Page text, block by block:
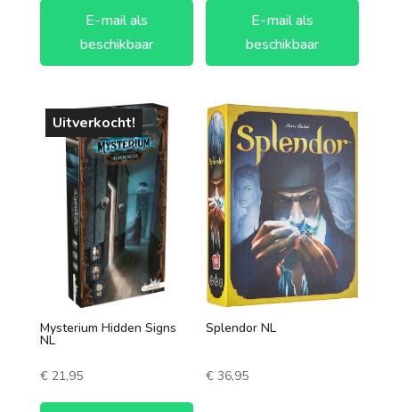
E-mail als
beschikbaar
E-mail als
beschikbaar
Uitverkocht!
Mysterium Hidden Signs
NL
€21,95
Splendor NL
€ 36,95